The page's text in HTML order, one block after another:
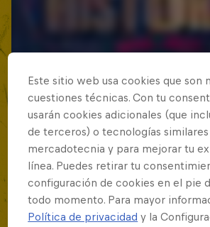
Este sitio web usa cookies que son
cuestiones técnicas. Con tu
usarán cookies adicionales (que
de terceros) o tecnologías
mercadotecnia y para mejorar tu
línea. Puedes retirar tu
configuración de cookies en el pie
todo momento. Para mayor
Política de privacidad y la